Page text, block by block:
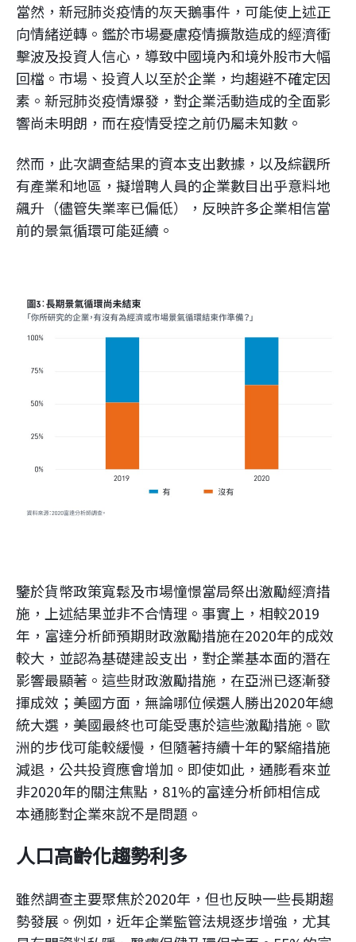
當然，新冠肺炎疫情的灰天鵝事件，可能使上述正
向情緒逆轉。鑑於市場憂慮疫情擴散造成的經濟衝
擊波及投資人信心，導致中國境內和境外股市大幅
回檔。市場、投資人以至於企業，均趨避不確定因
素。新冠肺炎疫情爆發，對企業活動造成的全面影
響尚未明朗，而在疫情受控之前仍屬未知數。
然而，此次調查結果的資本支出數據，以及綜觀所
有產業和地區，擬增聘人員的企業數目出乎意料地
飆升（儘管失業率已偏低），反映許多企業相信當
前的景氣循環可能延續。
鑒於貨幣政策寬鬆及市場憧憬當局祭出激勵經濟措
施，上述結果並非不合情理。事實上，相較2019
年，富達分析師預期財政激勵措施在2020年的成效
較大，並認為基礎建設支出，對企業基本面的潛在
影響最顯著。這些財政激勵措施，在亞洲已逐漸發
揮成效；美國方面，無論哪位候選人勝出2020年總
統大選，美國最終也可能受惠於這些激勵措施。歐
洲的步伐可能較緩慢，但隨著持續十年的緊縮措施
減退，公共投資應會增加。即使如此，通膨看來並
非2020年的關注焦點，81%的富達分析師相信成
本通膨對企業來說不是問題。
人口高齡化趨勢利多
雖然調查主要聚焦於2020年，但也反映一些長期趨
勢發展。例如，近年企業監管法規逐步增強，尤其